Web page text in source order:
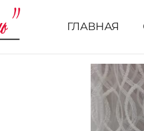
ГЛАВНАЯ